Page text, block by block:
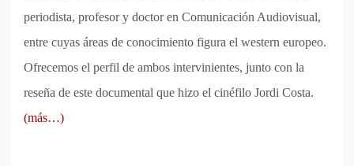
periodista, profesor y doctor en Comunicación Audiovisual,
entre cuyas áreas de conocimiento figura el western europeo.
Ofrecemos el perfil de ambos intervinientes, junto con la
reseña de este documental que hizo el cinéfilo Jordi Costa.
(más…)